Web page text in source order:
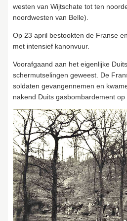
westen van Wijtschate tot ten
noordwesten van Belle).
Op 23 april bestookten de Franse
met intensief kanonvuur.
Voorafgaand aan het eigenlijke
schermutselingen geweest. De
soldaten gevangennemen en
nakend Duits gasbombardement op